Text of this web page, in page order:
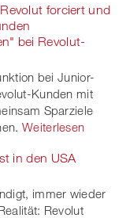
Xing
forciert und
bei Revolut-
bei Junior-
Kunden mit
Sparziele
Weiterlesen
in den USA
immer wieder
Revolut